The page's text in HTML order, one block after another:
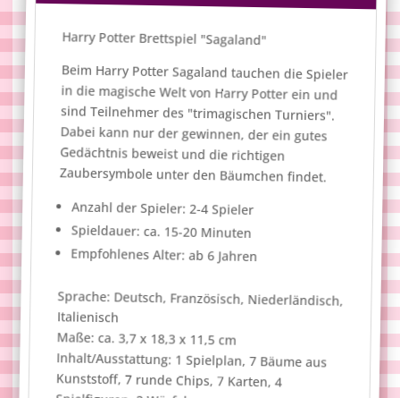
Harry Potter Brettspiel "Sagaland"
Beim Harry Potter Sagaland tauchen die Spieler
in die magische Welt von Harry Potter ein und
sind Teilnehmer des "trimagischen Turniers".
Dabei kann nur der gewinnen, der ein gutes
Gedächtnis beweist und die richtigen
Zaubersymbole unter den Bäumchen findet.
Anzahl der Spieler: 2-4 Spieler
Spieldauer: ca. 15-20 Minuten
Empfohlenes Alter: ab 6 Jahren
Sprache: Deutsch, Französisch, Niederländisch,
Italienisch
Maße: ca. 3,7 x 18,3 x 11,5 cm
Inhalt/Ausstattung: 1 Spielplan, 7 Bäume aus
Kunststoff, 7 runde Chips, 7 Karten, 4